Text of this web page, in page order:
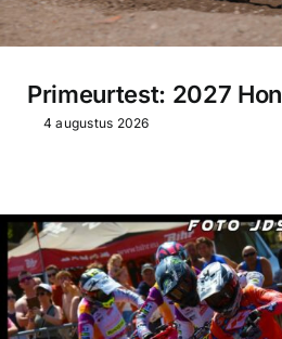
Primeurtest: 2027
4 augustus 2026